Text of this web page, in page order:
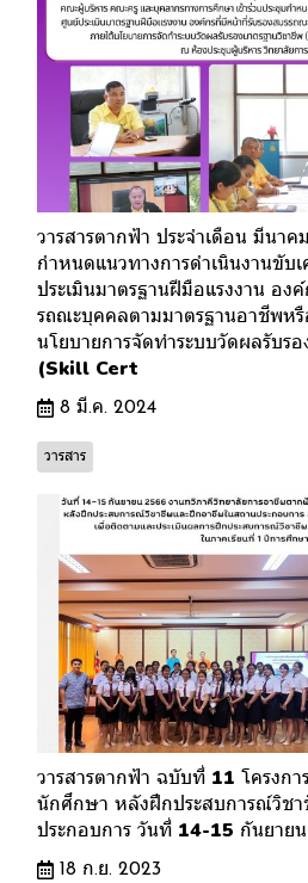
วารสารตากฟ้า ประจำเดือน มีนา
กำหนดแนวทางการดำเนินงานขั
ประเมินมาตรฐานฝีมือแรงงาน อง
รถณะบุคคลตามมาตรฐานอาชีพห
นโยบายการจัดทำระบบวัดผลรับร
(Skill Cert
8 มี.ค. 2024
วารสาร
วารสารตากฟ้า ฉบับที่ 11 โครงกา
นักศึกษา หลังฝึกประสบการณ์วิช
ประกอบการ วันที่ 14-15 กันยาย
18 ก.ย. 2023